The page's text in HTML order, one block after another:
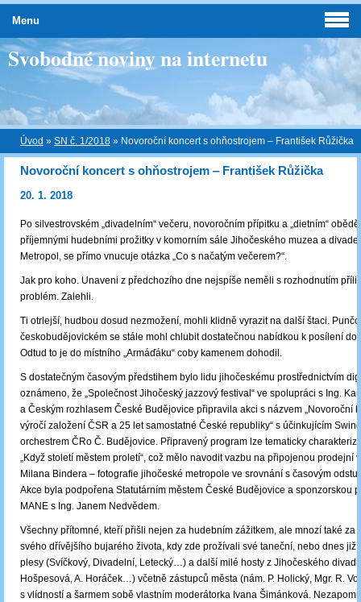
Svobodné noviny na internetu
Úvod » SN č. 1/2018 » Novoroční koncert s ohňostrojem ‒ František Růžička
Novoroční koncert s ohňostrojem ‒ František Růžička
20. 1. 2018
Po silvestrovském „divadelním“ večeru, novoročním přípitku a „dietním“
příjemnými hudebními prožitky v komorním sále Jihočeského muzea a
Metropol, se přímo vnucuje otázka „Co s načatým večerem?“.
Jak pro koho. Unaveni z předchozího dne nejspíše neměli s rozhodnutím
problém. Zalehli.
Ti otrlejší, hudbou dosud nezmožení, mohli klidně vyrazit na další štaci.
českobudějovickém se stále mohl chlubit dostatečnou nabídkou k posílení
Odtud to je do místního „Armáďáku“ coby kamenem dohodil.
S dostatečným časovým předstihem bylo lidu jihočeskému prostřednictvím
oznámeno, že „Společnost Jihočeský jazzový festival“ ve spolupráci s Ing.
a Českým rozhlasem České Budějovice připravila akci s názvem „Novoroční
výročí založení ČSR a 25 let samostatné České republiky“ s účinkujícím
orchestrem ČRo Č. Budějovice. Připravený program lze tematicky
„Když století městem proletí“, což mělo navodit vazbu na připojenou prodejní
Milana Bindera – fotografie jihočeské metropole ve srovnání s časovým
Akce byla podpořena Statutárním městem České Budějovice a sponzorskou
MANE s Ing. Janem Nedvědem.
Všechny přítomné, kteří přišli nejen za hudebním zážitkem, ale mnozí také za
svého dřívějšího bujarého života, kdy zde prožívali své taneční, nebo dnes již
plesy (Svíčkový, Divadelní, Letecký…) a další milé hosty z Jihočeského
Hošpesová, A. Horáček…) včetně zástupců města (nám. P. Holický, Mgr. R.
s vlídností a šarmem sobě vlastním moderátorka Ivana Šimánková.
Menu